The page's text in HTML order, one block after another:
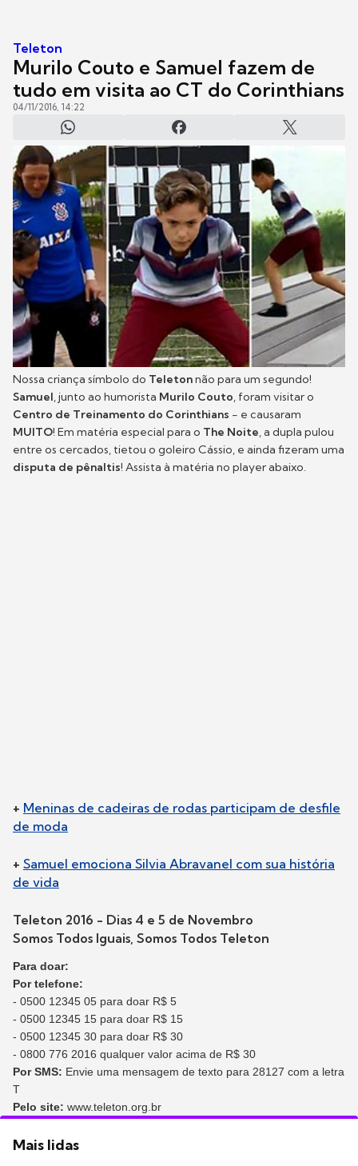
Teleton
Murilo Couto e Samuel fazem de
tudo em visita ao CT do Corinthians
04/11/2016, 14:22
Nossa criança símbolo do Teletonnão para um segundo!
Samuel, junto ao humorista Murilo Couto, foram visitar o
Centro de Treinamento do Corinthians - e causaram
MUITO! Em matéria especial para o The Noite, a dupla pulou
entre os cercados, tietou o goleiro Cássio, e ainda fizeram uma
disputa de pênaltis! Assista à matéria no player abaixo.
+ Meninas de cadeiras de rodas participam de desfile
de moda
+ Samuel emociona Silvia Abravanel com sua história
de vida
Teleton 2016 - Dias 4 e 5 de Novembro
Somos Todos Iguais, Somos Todos Teleton
Para doar:
Por telefone:
- 0500 12345 05 para doar R$ 5
- 0500 12345 15 para doar R$ 15
- 0500 12345 30 para doar R$ 30
- 0800 776 2016 qualquer valor acima de R$ 30
Por SMS: Envie uma mensagem de texto para 28127 com a letra
T
Pelo site: www.teleton.org.br
Mais lidas